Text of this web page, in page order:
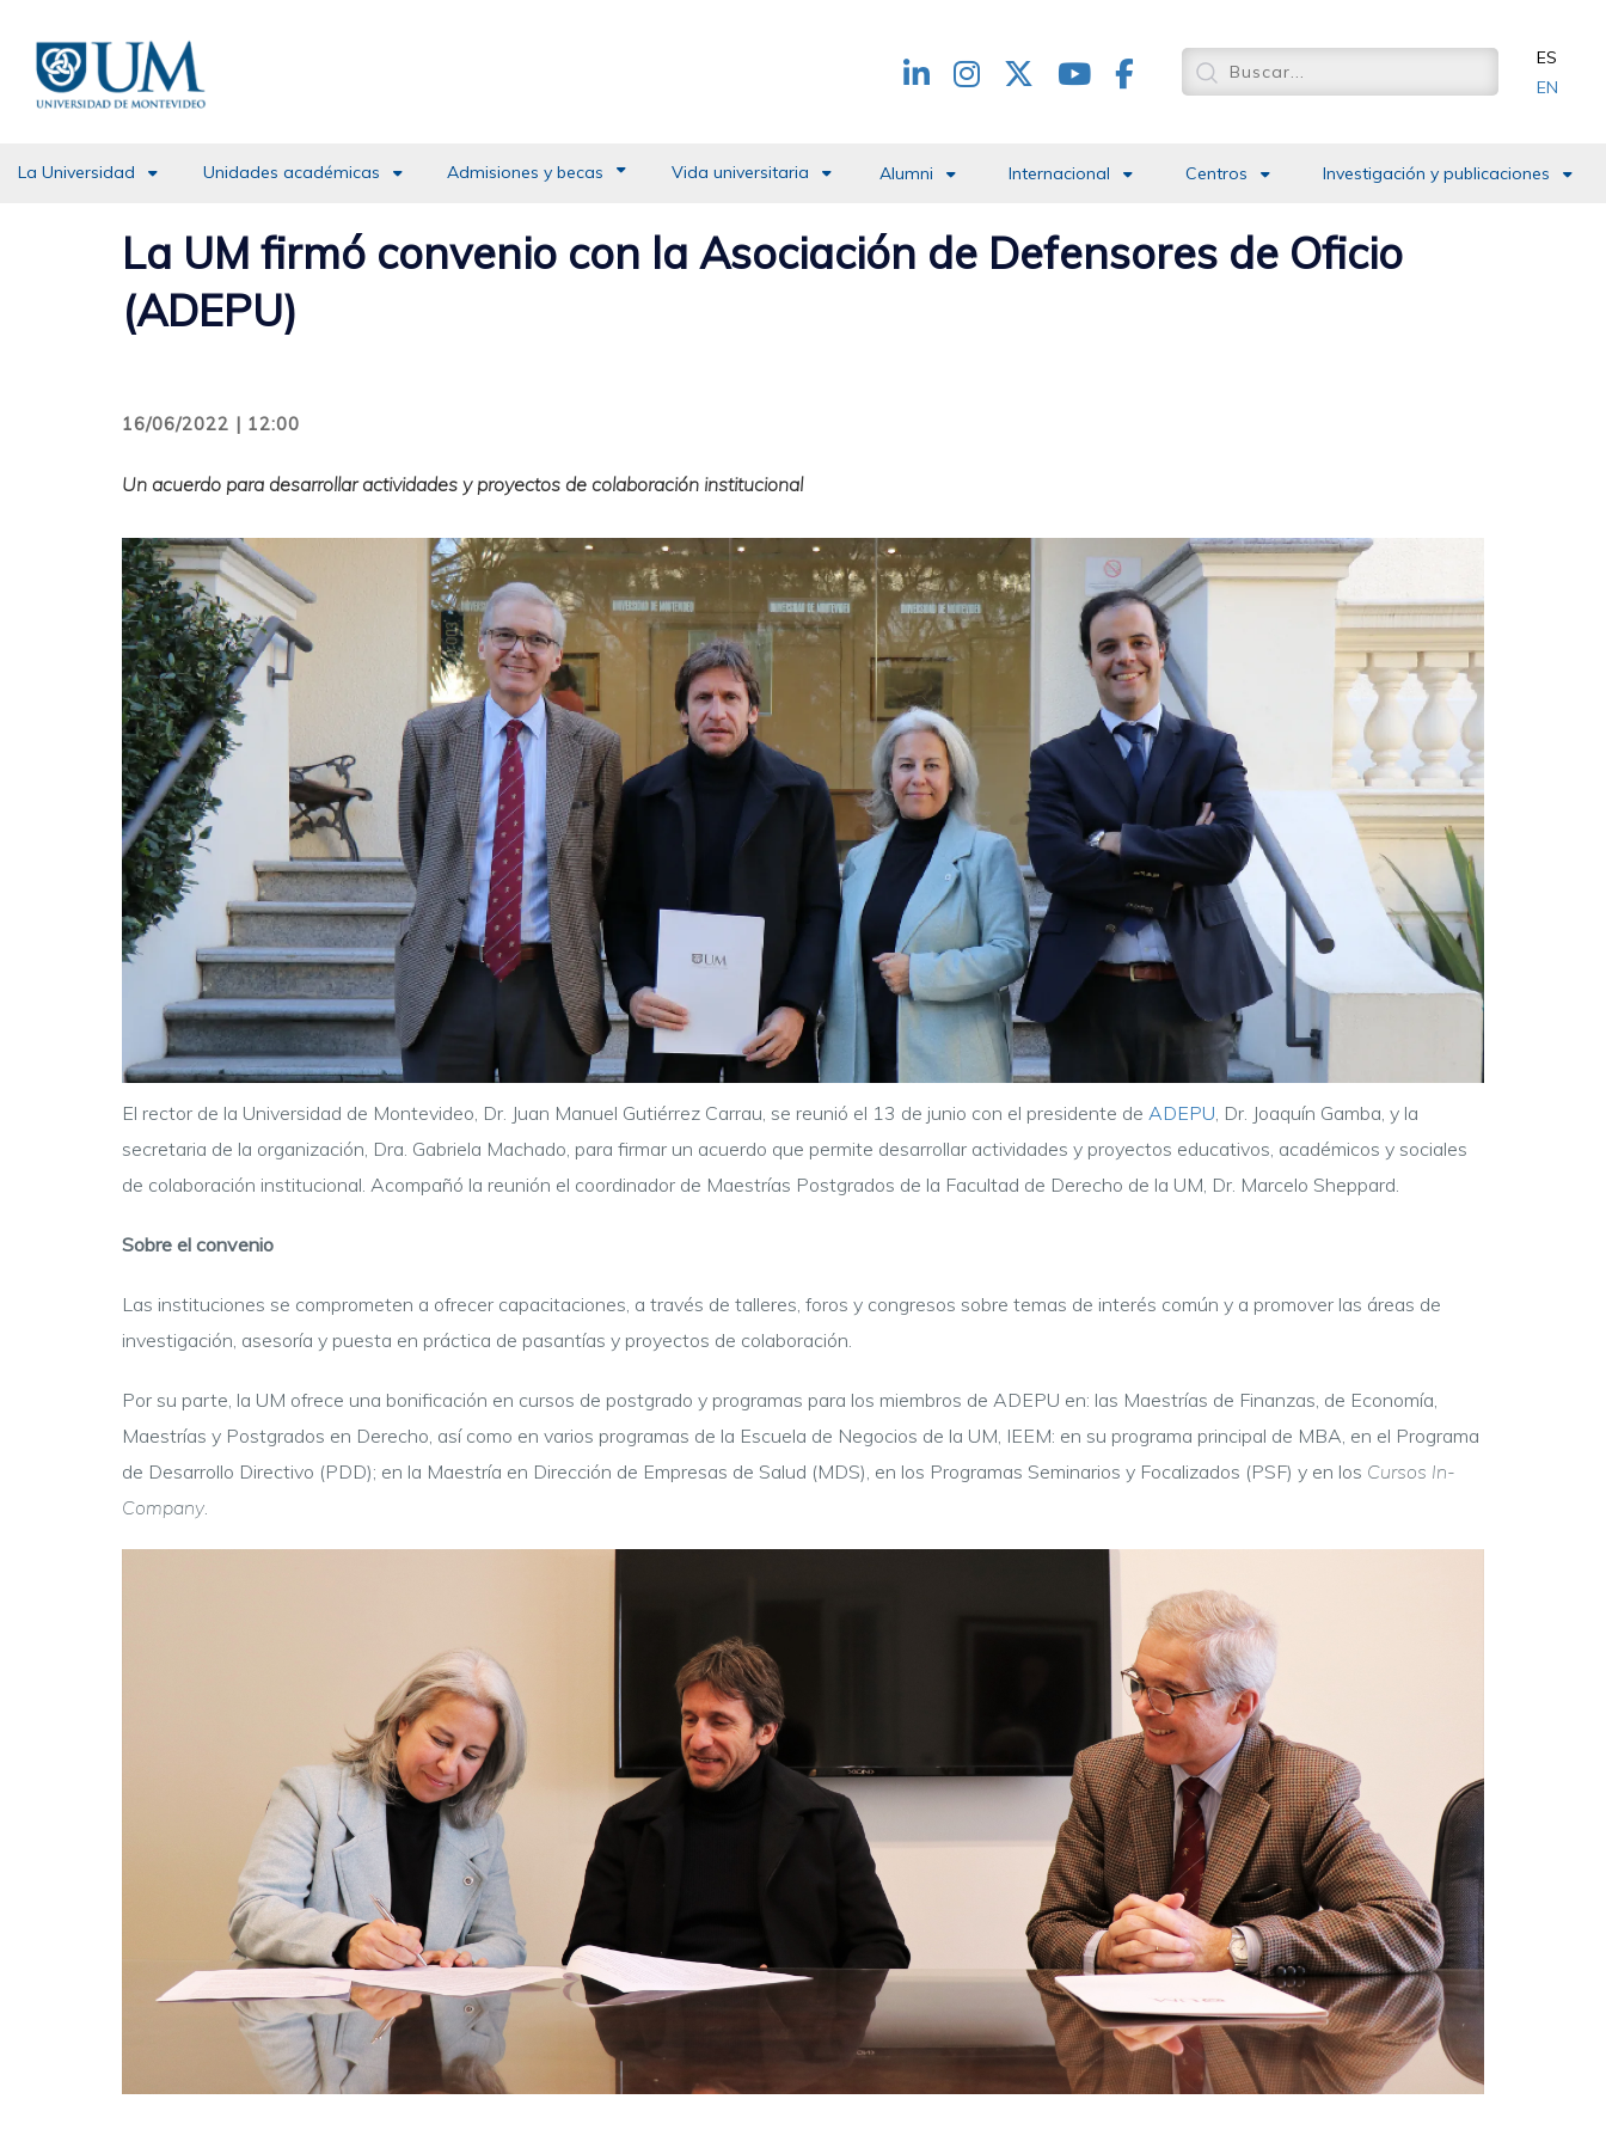
contenido
principal
Redes
ES
EN
La Universidad Unidades académicas Admisiones y becas Vida universitaria Alumni Internacional Centros Investigación y publicaciones
La UM firmó convenio con la Asociación de Defensores de Oficio
(ADEPU)
16/06/2022 | 12:00
Un acuerdo para desarrollar actividades y proyectos de colaboración institucional
El rector de la Universidad de Montevideo, Dr. Juan Manuel Gutiérrez Carrau, se reunió el 13 de junio con el presidente de ADEPU, Dr. Joaquín Gamba, y la
secretaria de la organización, Dra. Gabriela Machado, para firmar un acuerdo que permite desarrollar actividades y proyectos educativos, académicos y sociales
de colaboración institucional. Acompañó la reunión el coordinador de Maestrías Postgrados de la Facultad de Derecho de la UM, Dr. Marcelo Sheppard.
Sobre el convenio
Las instituciones se comprometen a ofrecer capacitaciones, a través de talleres, foros y congresos sobre temas de interés común y a promover las áreas de
investigación, asesoría y puesta en práctica de pasantías y proyectos de colaboración.
Por su parte, la UM ofrece una bonificación en cursos de postgrado y programas para los miembros de ADEPU en: las Maestrías de Finanzas, de Economía,
Maestrías y Postgrados en Derecho, así como en varios programas de la Escuela de Negocios de la UM, IEEM: en su programa principal de MBA, en el Programa
de Desarrollo Directivo (PDD); en la Maestría en Dirección de Empresas de Salud (MDS), en los Programas Seminarios y Focalizados (PSF) y en los Cursos In-
Company.